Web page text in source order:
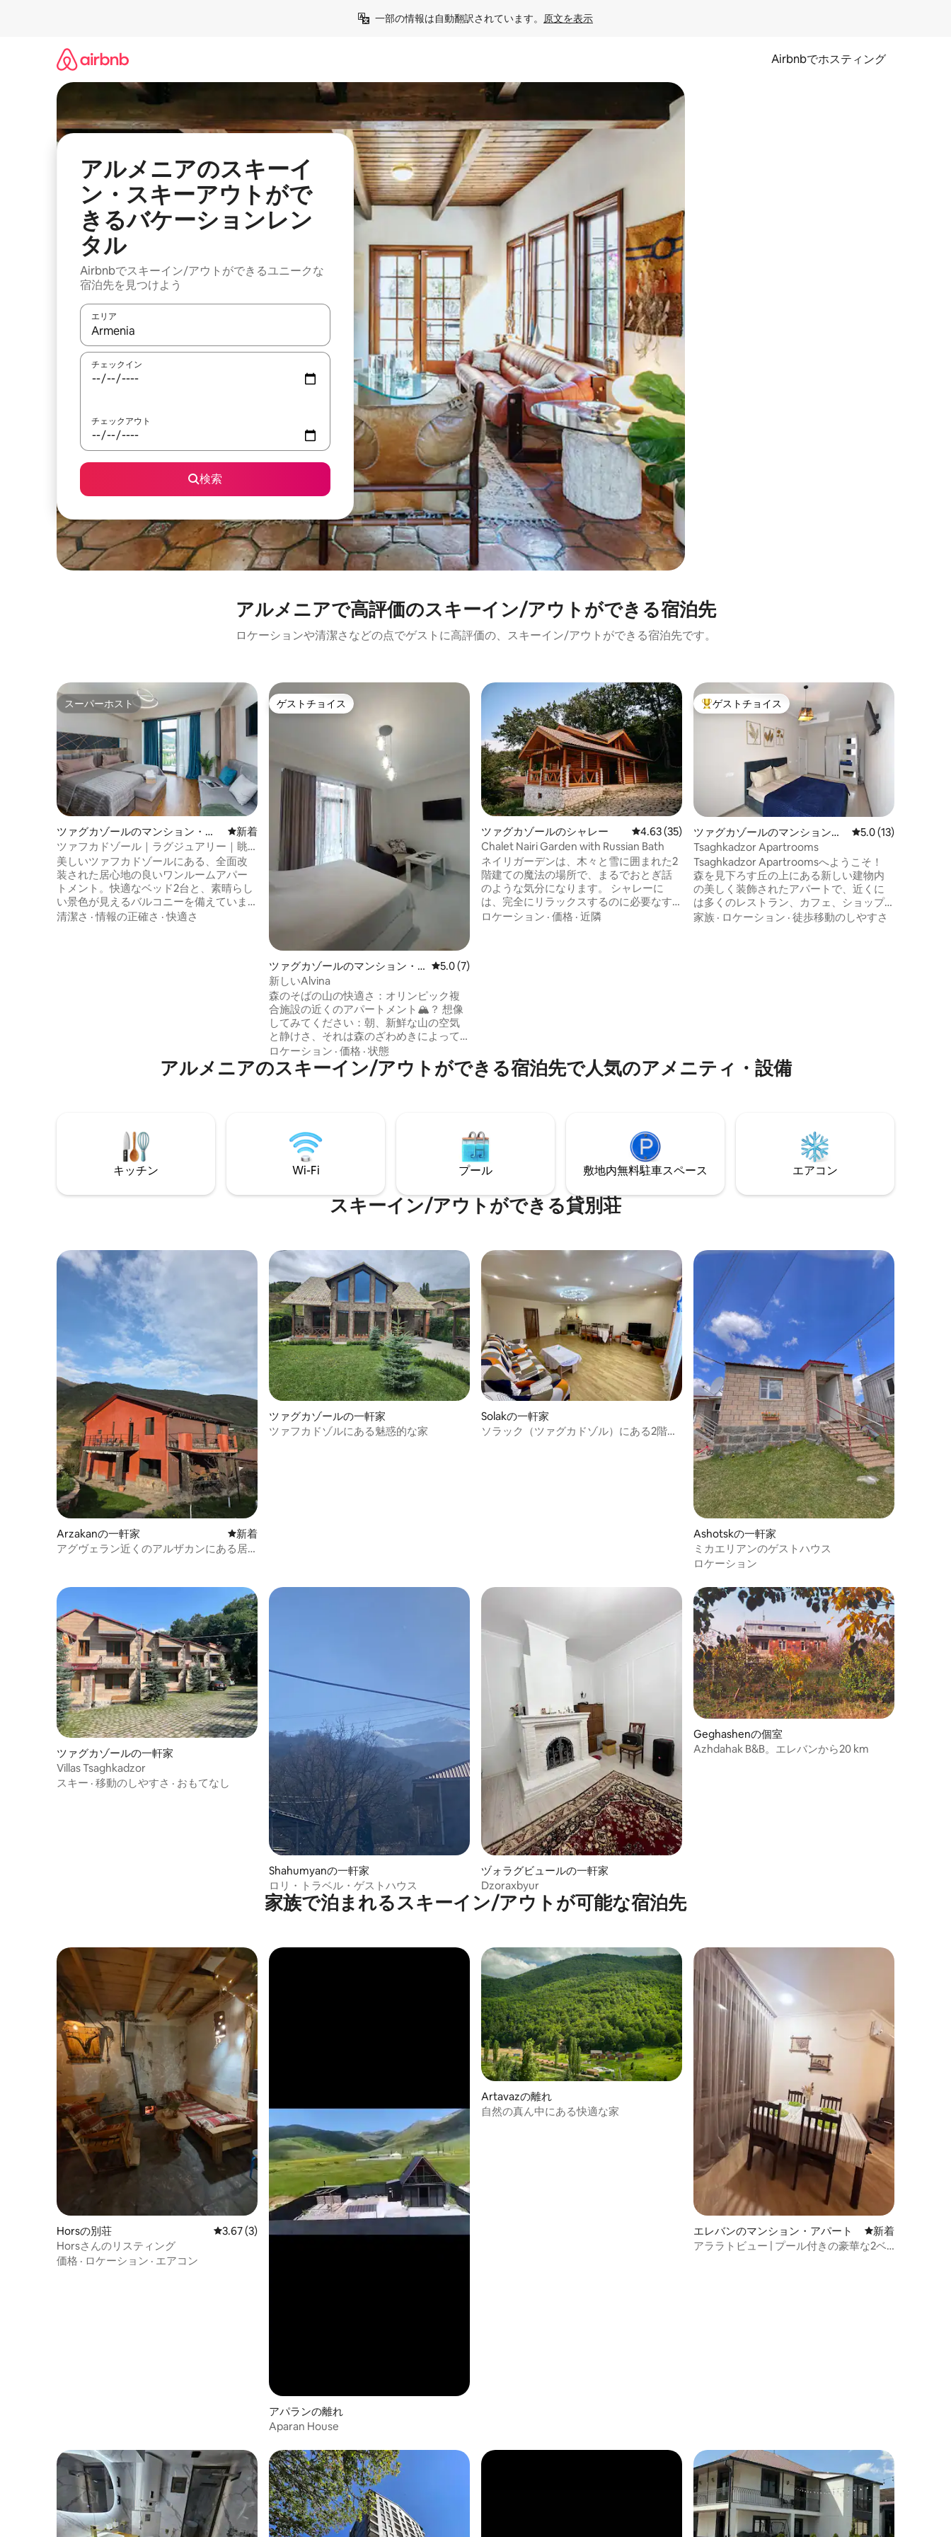
一部の情報は自動翻訳されています。 原文を表示
Airbnbでホスティング
アルメニアのスキーイ
ン・スキーアウトがで
きるバケーションレン
タル
Airbnbでスキーイン/アウトができるユニークな
宿泊先を見つけよう
エリア
検索結果が表示されたら、上下の矢印キーを使って移動するか、画面をタッチまたはスワイプして検索結果を確認することができます。
チェックイン
チェックアウト
検索
アルメニアで高評価のスキーイン/アウトができる宿泊先
ロケーションや清潔さなどの点でゲストに高評価の、スキーイン/アウトができる宿泊先です。
スーパーホスト
スーパーホスト
ツァグカゾールのマンション・ア
パート
新しい宿泊先
新着
ツァフカドゾール｜ラグジュアリー｜眺
望｜24時間年中無休｜セルフチェックイ
ン
美しいツァフカドゾールにある、全面改
装された居心地の良いワンルームアパー
トメント。快適なベッド2台と、素晴らし
い景色が見えるバルコニーを備えていま
す❤️カップル、ご家族、お友達におすす
清潔さ ·情報の正確さ ·快適さ
ゲストチョイス
ゲストチョイス
ツァグカゾールのマンション・
アパート
レビュー7件、5つ星中5.0つ星の平均評価
5.0 (7)
新しいAlvina
森のそばの山の快適さ：オリンピック複
合施設の近くのアパートメント🏔️？ 想像
してみてください：朝、新鮮な山の空気
と静けさ、それは森のざわめきによって
のみ中断されます。当アパートメント
は、ツァフカドゾールで最も静かで絵画
のように美しいエリアにあります ​ゲスト
わずか5分です。 ​健康とスポーツ： ​景色と
快適さ：バルコニーからは山のパノラマ
が見えます。高速Wi-Fi。 ​カップルや子供
連れの家族に最適です。
ロケーション · 価格 · 状態
ツァグカゾールのシャレー レビュー35件、5つ星中4.63つ星の平均評価
4.63 (35)
Chalet Nairi Garden with Russian Bath
ネイリガーデンは、木々と雪に囲まれた2
階建ての魔法の場所で、まるでおとぎ話
のような気分になります。 シャレーに
は、完全にリラックスするのに必要なす
べての設備とアメニティを備えた森のロ
ロケーション · 価格 · 近隣
大好評のゲストチョイスです。
ゲストチョイス
ツァグカゾールのマンション・
アパート
レビュー13件、5つ
5.0 (13)
Tsaghkadzor Apartrooms
Tsaghkadzor Apartroomsへようこそ！
森を見下ろす丘の上にある新しい建物内
の美しく装飾されたアパートで、近くに
は多くのレストラン、カフェ、ショップ
がある市内中心部から徒歩5分です。 アパ
家族 · ロケーション · 徒歩移動のしやすさ
アルメニアのスキーイン/アウトができる宿泊先で人気のアメニティ・設備
キッチン Wi-Fi プール 敷地内無料駐⁠車ス⁠ペ⁠ー⁠ス エアコン
スキーイン/アウトができる貸別荘
Arzakanの一軒家 新しい宿泊先
新着
アグヴェラン近くのアルザカンにある居
ツァグカゾールの一軒家
ツァフカドゾルにある魅惑的な家
Solakの一軒家
ソラック（ツァグカドゾル）にある2階建
Ashotskの一軒家
ミカエリアンのゲストハウス
ロケーション
ツァグカゾールの一軒家
Villas Tsaghkadzor
スキー · 移動のしやすさ · おもてなし
Shahumyanの一軒家
ロリ・トラベル・ゲストハウス
ヅォラグビュールの一軒家
Dzoraxbyur
Geghashenの個室
Azhdahak B&B。エレバンから20 km
家族で泊まれるスキーイン/アウトが可能な宿泊先
Horsの別荘 レビュー3件、5つ星中3.67つ星の平均評価
3.67 (3)
Horsさんのリスティング
価格 · ロケーション · エアコン
アパランの離れ
Aparan House
Artavazの離れ
自然の真ん中にある快適な家
エレバンのマンション・アパート 新しい宿泊先
新着
アララトビュー | プール付きの豪華な2ベ